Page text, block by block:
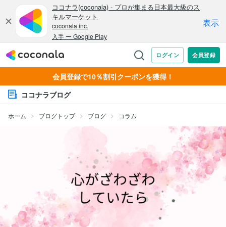
会員登録で10％割引クーポンを獲得！
ココナラブログ
ホーム ブログトップ ブログ コラム